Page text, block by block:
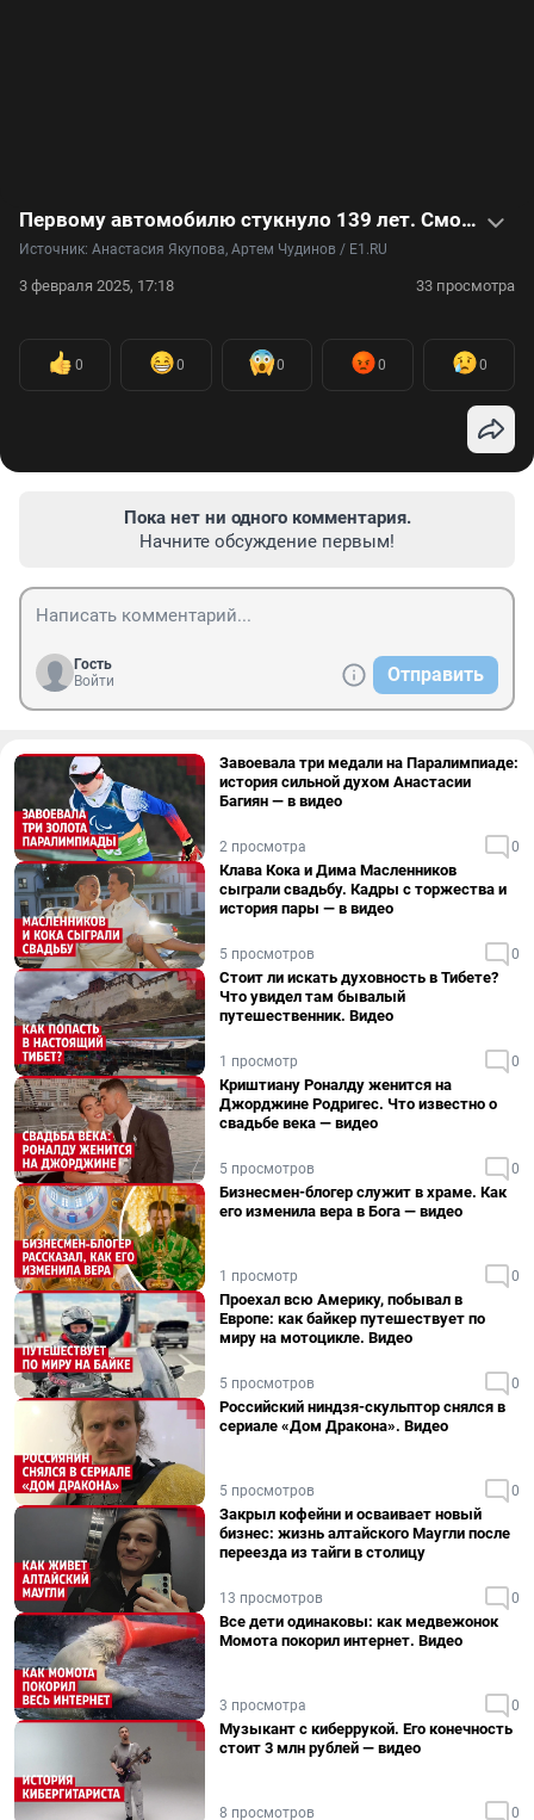
Первому автомобилю стукнуло 139 лет. Смотрите видео, как ездило это трехколесное чудо
Источник: Анастасия Якупова, Артем Чудинов / E1.RU
3 февраля 2025, 17:18 33 просмотра
0 0 0 0 0
Пока нет ни одного комментария.
Начните обсуждение первым!
Гость
Войти
Отправить
Завоевала три медали на Паралимпиаде:
история сильной духом Анастасии
Багиян — в видео
2 просмотра 0
Клава Кока и Дима Масленников
сыграли свадьбу. Кадры с торжества и
история пары — в видео
5 просмотров 0
Стоит ли искать духовность в Тибете?
Что увидел там бывалый
путешественник. Видео
1 просмотр 0
Криштиану Роналду женится на
Джорджине Родригес. Что известно о
свадьбе века — видео
5 просмотров 0
Бизнесмен-блогер служит в храме. Как
его изменила вера в Бога — видео
1 просмотр 0
Проехал всю Америку, побывал в
Европе: как байкер путешествует по
миру на мотоцикле. Видео
5 просмотров 0
Российский ниндзя-скульптор снялся в
сериале «Дом Дракона». Видео
5 просмотров 0
Закрыл кофейни и осваивает новый
бизнес: жизнь алтайского Маугли после
переезда из тайги в столицу
13 просмотров 0
Все дети одинаковы: как медвежонок
Момота покорил интернет. Видео
3 просмотра 0
Музыкант с киберрукой. Его конечность
стоит 3 млн рублей — видео
8 просмотров 0